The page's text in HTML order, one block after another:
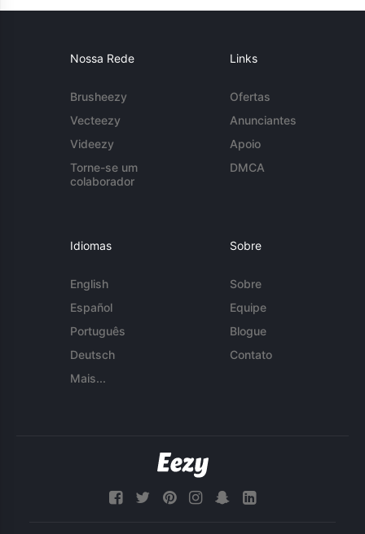
Nossa Rede
Brusheezy
Vecteezy
Videezy
Torne-se um
colaborador
Links
Ofertas
Anunciantes
Apoio
DMCA
Idiomas
English
Español
Português
Deutsch
Mais...
Sobre
Sobre
Equipe
Blogue
Contato